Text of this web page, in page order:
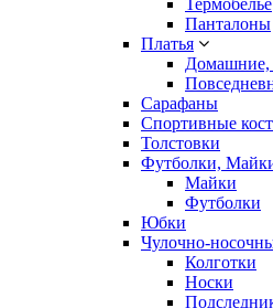
Термобельё
Панталоны
Платья
Сарафаны
Спортивные
Толстовки
Футболки,
Майки
Футболки
Юбки
Чулочно-
Колготки
Носки